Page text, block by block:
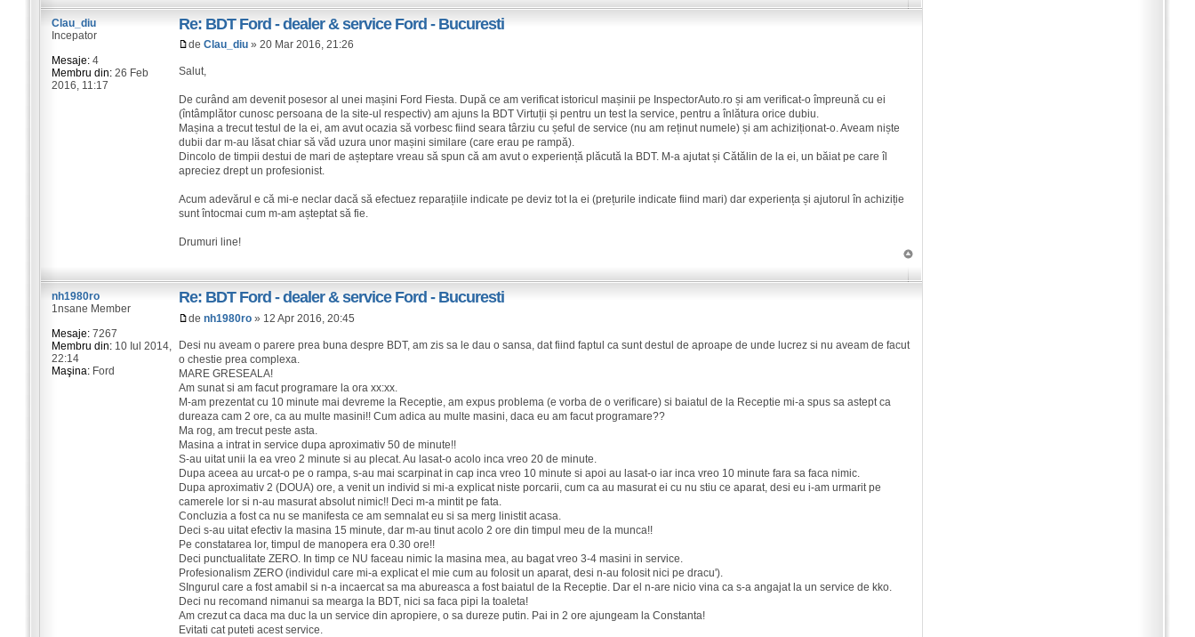
Re: BDT Ford - dealer & service Ford - Bucuresti
deClau_diu » 20 Mar 2016, 21:26
Salut,
De curând am devenit posesor al unei mașini Ford Fiesta. După ce am verificat istoricul mașinii pe InspectorAuto.ro și am verificat-o împreună cu ei
(întâmplător cunosc persoana de la site-ul respectiv) am ajuns la BDT Virtuții și pentru un test la service, pentru a înlătura orice dubiu.
Mașina a trecut testul de la ei, am avut ocazia să vorbesc fiind seara târziu cu șeful de service (nu am reținut numele) și am achiziționat-o. Aveam niște
dubii dar m-au lăsat chiar să văd uzura unor mașini similare (care erau pe rampă).
Dincolo de timpii destui de mari de așteptare vreau să spun că am avut o experiență plăcută la BDT. M-a ajutat și Cătălin de la ei, un băiat pe care îl
apreciez drept un profesionist.
Acum adevărul e că mi-e neclar dacă să efectuez reparațiile indicate pe deviz tot la ei (prețurile indicate fiind mari) dar experiența și ajutorul în achiziție
sunt întocmai cum m-am așteptat să fie.
Drumuri line!
Clau_diu
Incepator
Mesaje:4
Membru din:26 Feb
2016, 11:17
Re: BDT Ford - dealer & service Ford - Bucuresti
denh1980ro » 12 Apr 2016, 20:45
Desi nu aveam o parere prea buna despre BDT, am zis sa le dau o sansa, dat fiind faptul ca sunt destul de aproape de unde lucrez si nu aveam de facut
o chestie prea complexa.
MARE GRESEALA!
Am sunat si am facut programare la ora xx:xx.
M-am prezentat cu 10 minute mai devreme la Receptie, am expus problema (e vorba de o verificare) si baiatul de la Receptie mi-a spus sa astept ca
dureaza cam 2 ore, ca au multe masini!! Cum adica au multe masini, daca eu am facut programare??
Ma rog, am trecut peste asta.
Masina a intrat in service dupa aproximativ 50 de minute!!
S-au uitat unii la ea vreo 2 minute si au plecat. Au lasat-o acolo inca vreo 20 de minute.
Dupa aceea au urcat-o pe o rampa, s-au mai scarpinat in cap inca vreo 10 minute si apoi au lasat-o iar inca vreo 10 minute fara sa faca nimic.
Dupa aproximativ 2 (DOUA) ore, a venit un individ si mi-a explicat niste porcarii, cum ca au masurat ei cu nu stiu ce aparat, desi eu i-am urmarit pe
camerele lor si n-au masurat absolut nimic!! Deci m-a mintit pe fata.
Concluzia a fost ca nu se manifesta ce am semnalat eu si sa merg linistit acasa.
Deci s-au uitat efectiv la masina 15 minute, dar m-au tinut acolo 2 ore din timpul meu de la munca!!
Pe constatarea lor, timpul de manopera era 0.30 ore!!
Deci punctualitate ZERO. In timp ce NU faceau nimic la masina mea, au bagat vreo 3-4 masini in service.
Profesionalism ZERO (individul care mi-a explicat el mie cum au folosit un aparat, desi n-au folosit nici pe dracu').
SIngurul care a fost amabil si n-a incaercat sa ma abureasca a fost baiatul de la Receptie. Dar el n-are nicio vina ca s-a angajat la un service de kko.
Deci nu recomand nimanui sa mearga la BDT, nici sa faca pipi la toaleta!
Am crezut ca daca ma duc la un service din apropiere, o sa dureze putin. Pai in 2 ore ajungeam la Constanta!
Evitati cat puteti acest service.
nh1980ro
1nsane Member
Mesaje:7267
Membru din:10 Iul 2014,
22:14
Maşina:Ford